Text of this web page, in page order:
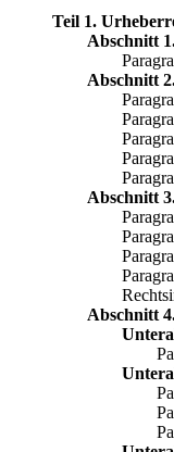
Teil 1.
Abschnitt
Abschnitt
Abschnitt
Abschnitt